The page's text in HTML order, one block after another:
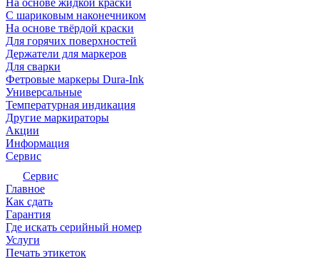
На основе жидкой краски
С шариковым наконечником
На основе твёрдой краски
Для горячих поверхностей
Держатели для маркеров
Для сварки
Фетровые маркеры Dura-Ink
Универсальные
Температурная индикация
Другие маркираторы
Акции
Информация
Сервис
Сервис
Главное
Как сдать
Гарантия
Где искать серийный номер
Услуги
Печать этикеток